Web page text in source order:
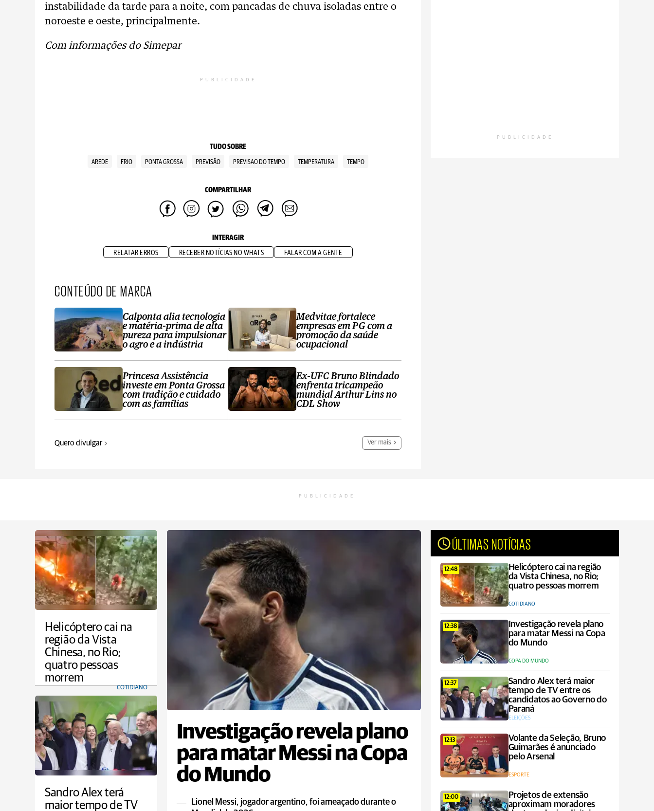
instabilidade da tarde para a noite, com pancadas de chuva isoladas entre o
noroeste e oeste, principalmente.
Com informações do Simepar
PUBLICIDADE
TUDO SOBRE
AREDE FRIO PONTA GROSSA PREVISÃO PREVISAO DO TEMPO TEMPERATURA TEMPO
COMPARTILHAR
INTERAGIR
RELATAR ERROS RECEBER NOTÍCIAS NO WHATS FALAR COM A GENTE
CONTEÚDO DE MARCA
Calponta alia tecnologia
e matéria-prima de alta
pureza para impulsionar
o agro e a indústria
Princesa Assistência
investe em Ponta Grossa
com tradição e cuidado
com as famílias
Medvitae fortalece
empresas em PG com a
promoção da saúde
ocupacional
Ex-UFC Bruno Blindado
enfrenta tricampeão
mundial Arthur Lins no
CDL Show
Quero divulgar Ver mais
PUBLICIDADE
PUBLICIDADE
Helicóptero cai na
região da Vista
Chinesa, no Rio;
quatro pessoas
morrem
COTIDIANO
Investigação revela plano
para matar Messi na Copa
do Mundo
Lionel Messi, jogador argentino, foi ameaçado durante o
ÚLTIMAS NOTÍCIAS
12:48
Helicóptero cai na região
da Vista Chinesa, no Rio;
quatro pessoas morrem
COTIDIANO
12:38
Investigação revela plano
para matar Messi na Copa
do Mundo
COPA DO MUNDO
12:37
Sandro Alex terá maior
tempo de TV entre os
candidatos ao Governo do
Paraná
ELEIÇÕES
12:13
Volante da Seleção, Bruno
Guimarães é anunciado
pelo Arsenal
ESPORTE
12:00
Projetos de extensão
aproximam moradores
Sandro Alex terá
maior tempo de TV